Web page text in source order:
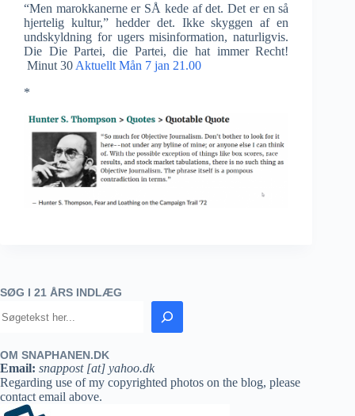
“Men marokkanerne er SÅ kede af det. Det er en så
hjertelig kultur,” hedder det. Ikke skyggen af en
undskyldning for ugers misinformation, naturligvis.
Die Die Partei, die Partei, die hat immer Recht!
Minut 30 Aktuellt Mån 7 jan 21.00
*
SØG I 21 ÅRS INDLÆG
OM SNAPHANEN.DK
Email: snappost [at] yahoo.dk
Regarding use of my copyrighted photos on the blog, please
contact email above.